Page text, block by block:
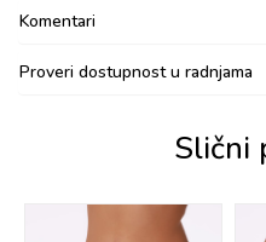
Komentari
Proveri dostupnost u radnjama
Slični